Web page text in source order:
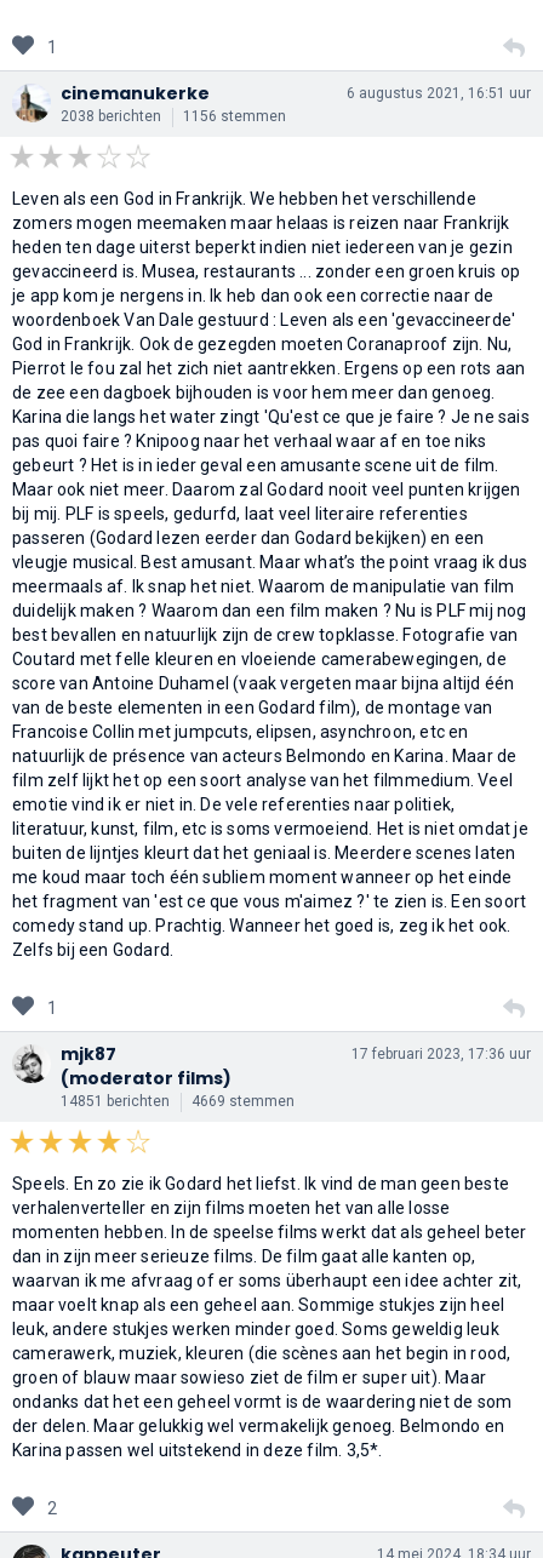
1
cinemanukerke
2038 berichten 1156 stemmen
6 augustus 2021, 16:51 uur
Leven als een God in Frankrijk. We hebben het verschillende
zomers mogen meemaken maar helaas is reizen naar Frankrijk
heden ten dage uiterst beperkt indien niet iedereen van je gezin
gevaccineerd is. Musea, restaurants ... zonder een groen kruis op
je app kom je nergens in. Ik heb dan ook een correctie naar de
woordenboek Van Dale gestuurd : Leven als een 'gevaccineerde'
God in Frankrijk. Ook de gezegden moeten Coranaproof zijn. Nu,
Pierrot le fou zal het zich niet aantrekken. Ergens op een rots aan
de zee een dagboek bijhouden is voor hem meer dan genoeg.
Karina die langs het water zingt 'Qu'est ce que je faire ? Je ne sais
pas quoi faire ? Knipoog naar het verhaal waar af en toe niks
gebeurt ? Het is in ieder geval een amusante scene uit de film.
Maar ook niet meer. Daarom zal Godard nooit veel punten krijgen
bij mij. PLF is speels, gedurfd, laat veel literaire referenties
passeren (Godard lezen eerder dan Godard bekijken) en een
vleugje musical. Best amusant. Maar what’s the point vraag ik dus
meermaals af. Ik snap het niet. Waarom de manipulatie van film
duidelijk maken ? Waarom dan een film maken ? Nu is PLF mij nog
best bevallen en natuurlijk zijn de crew topklasse. Fotografie van
Coutard met felle kleuren en vloeiende camerabewegingen, de
score van Antoine Duhamel (vaak vergeten maar bijna altijd één
van de beste elementen in een Godard film), de montage van
Francoise Collin met jumpcuts, elipsen, asynchroon, etc en
natuurlijk de présence van acteurs Belmondo en Karina. Maar de
film zelf lijkt het op een soort analyse van het filmmedium. Veel
emotie vind ik er niet in. De vele referenties naar politiek,
literatuur, kunst, film, etc is soms vermoeiend. Het is niet omdat je
buiten de lijntjes kleurt dat het geniaal is. Meerdere scenes laten
me koud maar toch één subliem moment wanneer op het einde
het fragment van 'est ce que vous m'aimez ?' te zien is. Een soort
comedy stand up. Prachtig. Wanneer het goed is, zeg ik het ook.
Zelfs bij een Godard.
1
mjk87
(moderator films)
14851 berichten 4669 stemmen
17 februari 2023, 17:36 uur
Speels. En zo zie ik Godard het liefst. Ik vind de man geen beste
verhalenverteller en zijn films moeten het van alle losse
momenten hebben. In de speelse films werkt dat als geheel beter
dan in zijn meer serieuze films. De film gaat alle kanten op,
waarvan ik me afvraag of er soms überhaupt een idee achter zit,
maar voelt knap als een geheel aan. Sommige stukjes zijn heel
leuk, andere stukjes werken minder goed. Soms geweldig leuk
camerawerk, muziek, kleuren (die scènes aan het begin in rood,
groen of blauw maar sowieso ziet de film er super uit). Maar
ondanks dat het een geheel vormt is de waardering niet de som
der delen. Maar gelukkig wel vermakelijk genoeg. Belmondo en
Karina passen wel uitstekend in deze film. 3,5*.
2
14 mei 2024, 18:34 uur